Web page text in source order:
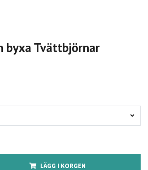
byxa Tvättbjörnar
LÄGG I KORGEN